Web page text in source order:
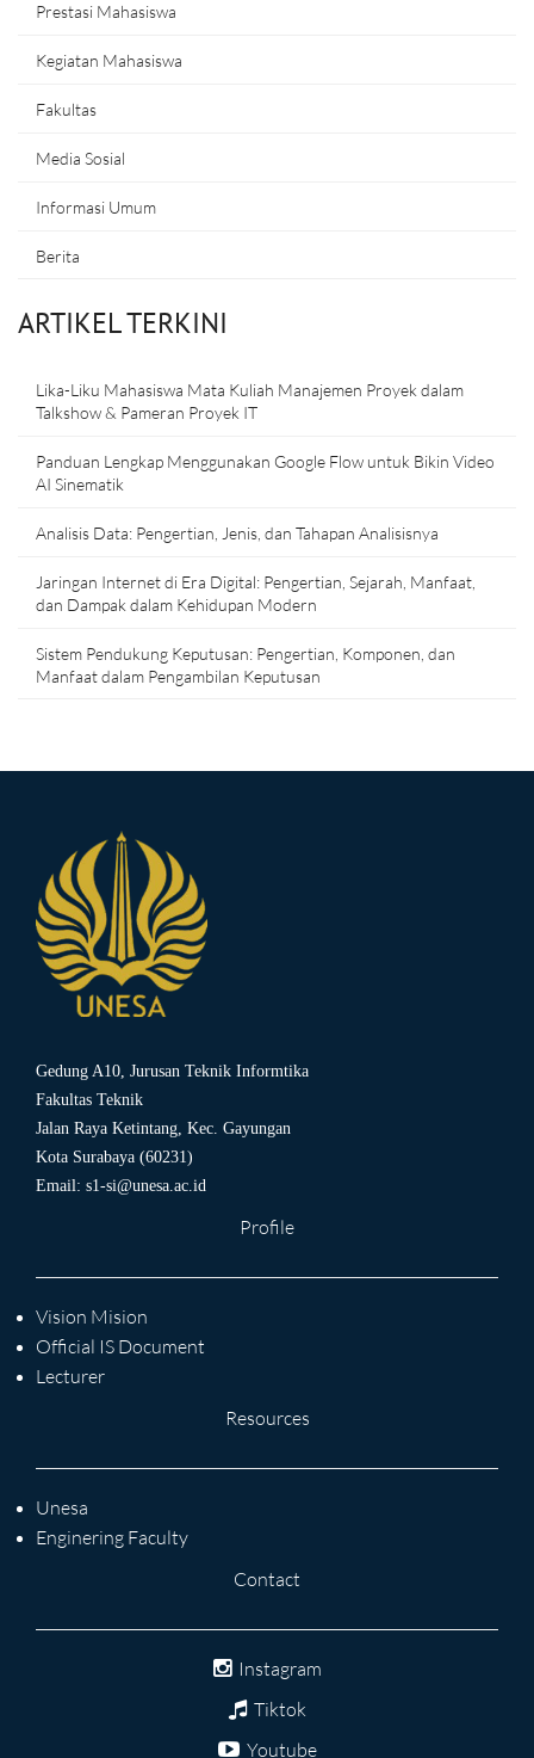
Prestasi Mahasiswa
Kegiatan Mahasiswa
Fakultas
Media Sosial
Informasi Umum
Berita
ARTIKEL TERKINI
Lika-Liku Mahasiswa Mata Kuliah Manajemen Proyek dalam
Talkshow & Pameran Proyek IT
Panduan Lengkap Menggunakan Google Flow untuk Bikin Video
AI Sinematik
Analisis Data: Pengertian, Jenis, dan Tahapan Analisisnya
Jaringan Internet di Era Digital: Pengertian, Sejarah, Manfaat,
dan Dampak dalam Kehidupan Modern
Sistem Pendukung Keputusan: Pengertian, Komponen, dan
Manfaat dalam Pengambilan Keputusan
Gedung A10, Jurusan Teknik Informtika
Fakultas Teknik
Jalan Raya Ketintang, Kec. Gayungan
Kota Surabaya (60231)
Email: s1-si@unesa.ac.id
Profile
Vision Mision
Official IS Document
Lecturer
Resources
Unesa
Enginering Faculty
Contact
Instagram
Tiktok
Youtube